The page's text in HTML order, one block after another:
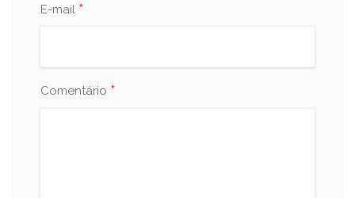
E-mail *
Comentário *